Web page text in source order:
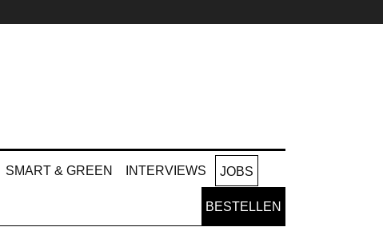
SMART & GREEN INTERVIEWS JOBS
BESTELLEN